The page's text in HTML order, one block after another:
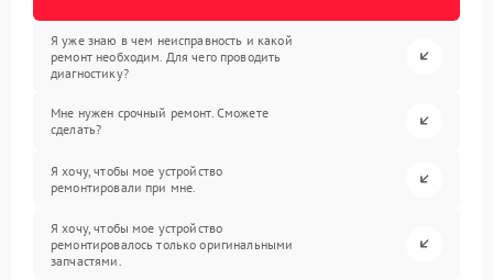
Я уже знаю в чем неисправность и какой
ремонт необходим. Для чего проводить
диагностику?
Мне нужен срочный ремонт. Сможете
сделать?
Я хочу, чтобы мое устройство
ремонтировали при мне.
Я хочу, чтобы мое устройство
ремонтировалось только оригинальными
запчастями.